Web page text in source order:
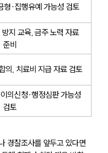
형·집행유예 가능성 검토
지 교육, 금주 노력 자료
준비
의, 치료비 지급 자료 검토
의신청·행정심판 가능성
검토
경찰조사를 앞두고 있다면